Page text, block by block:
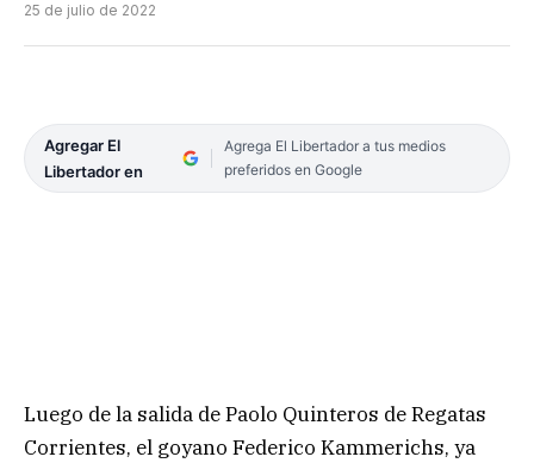
25 de julio de 2022
Agregar El
Libertador en
Agrega El Libertador a tus medios
preferidos en Google
Luego de la salida de Paolo Quinteros de Regatas
Corrientes, el goyano Federico Kammerichs, ya